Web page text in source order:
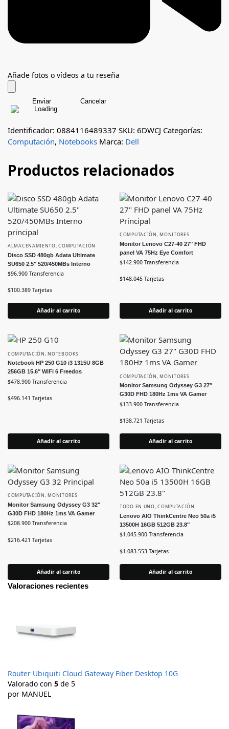
Añade fotos o vídeos a tu reseña
Enviar Cancelar
Identificador: 0884116489337 SKU: 6DWCJ Categorías:
Computación, Notebooks Marca: Dell
Productos relacionados
ALMACENAMIENTO,COMPUTACIÓN
Disco SSD 480gb Adata Ultimate
SU650 2.5″ 520/450MBs Interno
$96.900 Transferencia
$100.389 Tarjetas
Añadir al carrito
COMPUTACIÓN,MONITORES
Monitor Lenovo C27-40 27″ FHD
panel VA 75Hz Eye Comfort
$142.900 Transferencia
$148.045 Tarjetas
Añadir al carrito
COMPUTACIÓN,NOTEBOOKS
Notebook HP 250 G10 i3 1315U 8GB
256GB 15.6″ WiFi 6 Freedos
$478.900 Transferencia
$496.141 Tarjetas
Añadir al carrito
COMPUTACIÓN,MONITORES
Monitor Samsung Odyssey G3 27″
G30D FHD 180Hz 1ms VA Gamer
$133.900 Transferencia
$138.721 Tarjetas
Añadir al carrito
COMPUTACIÓN,MONITORES
Monitor Samsung Odyssey G3 32″
G30D FHD 180Hz 1ms VA Gamer
$208.900 Transferencia
$216.421 Tarjetas
Añadir al carrito
TODO EN UNO,COMPUTACIÓN
Lenovo AIO ThinkCentre Neo 50a i5
13500H 16GB 512GB 23.8″
$1.045.900 Transferencia
$1.083.553 Tarjetas
Añadir al carrito
Valoraciones recientes
Router Ubiquiti Cloud Gateway Fiber Desktop 10G
Valorado con 5 de 5
por MANUEL